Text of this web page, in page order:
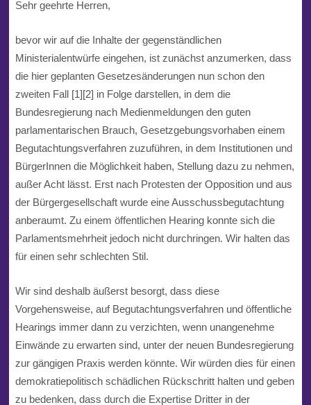
Sehr geehrte Herren,
bevor wir auf die Inhalte der gegenständlichen
Ministerialentwürfe eingehen, ist zunächst anzumerken, dass
die hier geplanten Gesetzesänderungen nun schon den
zweiten Fall [1][2] in Folge darstellen, in dem die
Bundesregierung nach Medienmeldungen den guten
parlamentarischen Brauch, Gesetzgebungsvorhaben einem
Begutachtungsverfahren zuzuführen, in dem Institutionen und
BürgerInnen die Möglichkeit haben, Stellung dazu zu nehmen,
außer Acht lässt. Erst nach Protesten der Opposition und aus
der Bürgergesellschaft wurde eine Ausschussbegutachtung
anberaumt. Zu einem öffentlichen Hearing konnte sich die
Parlamentsmehrheit jedoch nicht durchringen. Wir halten das
für einen sehr schlechten Stil.
Wir sind deshalb äußerst besorgt, dass diese
Vorgehensweise, auf Begutachtungsverfahren und öffentliche
Hearings immer dann zu verzichten, wenn unangenehme
Einwände zu erwarten sind, unter der neuen Bundesregierung
zur gängigen Praxis werden könnte. Wir würden dies für einen
demokratiepolitisch schädlichen Rückschritt halten und geben
zu bedenken, dass durch die Expertise Dritter in der